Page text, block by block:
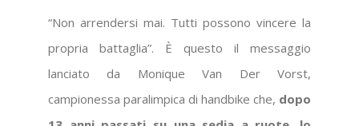
“Non arrendersi mai. Tutti possono vincere la
propria battaglia”. È questo il messaggio
lanciato da Monique Van Der Vorst,
campionessa paralimpica di handbike che, dopo